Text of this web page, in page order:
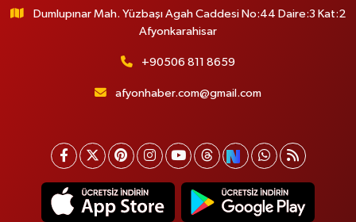
Dumlupınar Mah. Yüzbaşı Agah Caddesi No:44 Daire:3 Kat:2
Afyonkarahisar
+90506 811 8659
afyonhaber.com@gmail.com